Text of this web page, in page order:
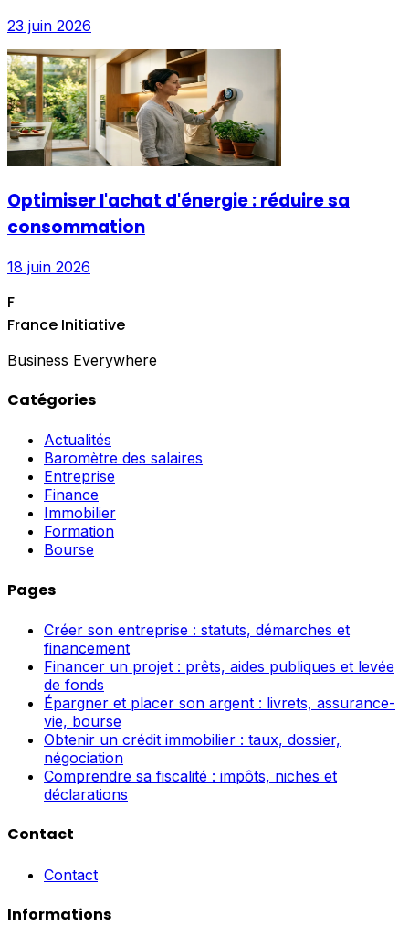
23 juin 2026
Optimiser l'achat d'énergie : réduire sa
consommation
18 juin 2026
F
France Initiative
Business Everywhere
Catégories
Actualités
Baromètre des salaires
Entreprise
Finance
Immobilier
Formation
Bourse
Pages
Créer son entreprise : statuts, démarches et
financement
Financer un projet : prêts, aides publiques et levée
de fonds
Épargner et placer son argent : livrets, assurance-
vie, bourse
Obtenir un crédit immobilier : taux, dossier,
négociation
Comprendre sa fiscalité : impôts, niches et
déclarations
Contact
Contact
Informations